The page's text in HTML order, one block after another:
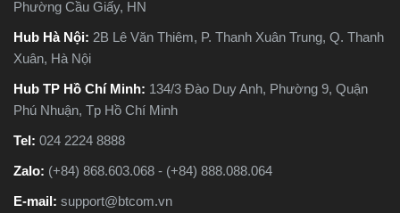
loại máy phù hợp nhất với
nhu cầu sử dụng thực tế.
Phường Cầu Giấy, HN
Hub Hà Nội: 2B Lê Văn Thiêm, P. Thanh Xuân Trung, Q. Thanh
Xuân, Hà Nội
Hub TP Hồ Chí Minh: 134/3 Đào Duy Anh, Phường 9, Quận
Phú Nhuận, Tp Hồ Chí Minh
Tel: 024 2224 8888
Zalo: (+84) 868.603.068 - (+84) 888.088.064
E-mail: support@btcom.vn